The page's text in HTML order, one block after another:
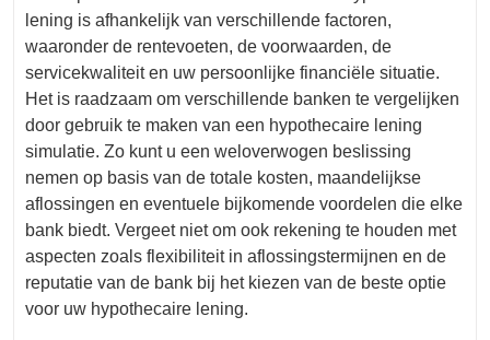
lening is afhankelijk van verschillende factoren,
waaronder de rentevoeten, de voorwaarden, de
servicekwaliteit en uw persoonlijke financiële situatie.
Het is raadzaam om verschillende banken te vergelijken
door gebruik te maken van een hypothecaire lening
simulatie. Zo kunt u een weloverwogen beslissing
nemen op basis van de totale kosten, maandelijkse
aflossingen en eventuele bijkomende voordelen die elke
bank biedt. Vergeet niet om ook rekening te houden met
aspecten zoals flexibiliteit in aflossingstermijnen en de
reputatie van de bank bij het kiezen van de beste optie
voor uw hypothecaire lening.